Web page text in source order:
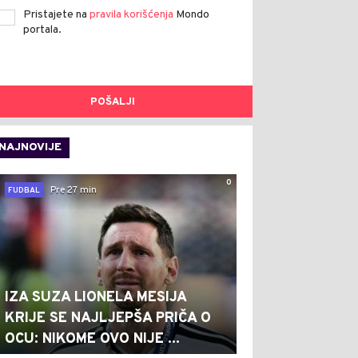
Pristajete na pravila korišćenja Mondo
portala.
POŠALJI
NAJNOVIJE
0
FUDBAL
Pre 27 min
IZA SUZA LIONELA MESIJA
KRIJE SE NAJLJEPŠA PRIČA O
OCU: NIKOME OVO NIJE ...